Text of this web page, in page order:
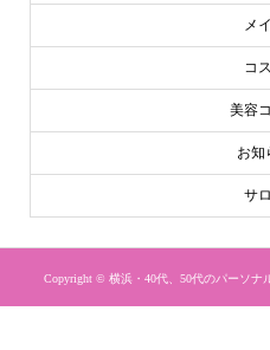
メ
コ
美容
お知
サ
Copyright © 横浜・40代、50代のパーソ